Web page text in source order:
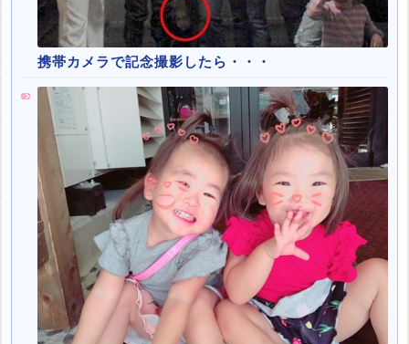
携帯カメラで記念撮影したら・・・